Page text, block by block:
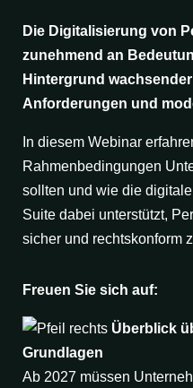
Die Digitalisierung von
zunehmend an
Hintergrund
Anforderungen und
In diesem Webinar
Rahmenbedingungen
sollten und wie die
Suite dabei unterstützt,
sicher und rechtskonform
Freuen Sie sich auf:
Überblick
Grundlagen
Ab 2027 müssen